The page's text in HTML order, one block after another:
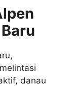
melintasi
danau